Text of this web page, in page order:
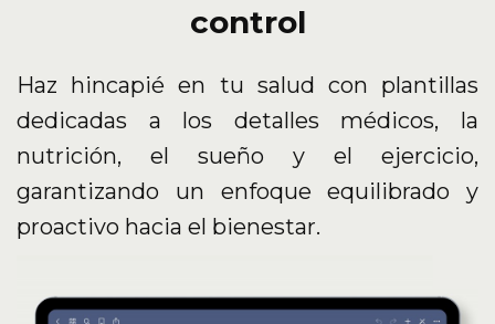
control
Haz hincapié en tu salud con plantillas
dedicadas a los detalles médicos, la
nutrición, el sueño y el ejercicio,
garantizando un enfoque equilibrado y
proactivo hacia el bienestar.